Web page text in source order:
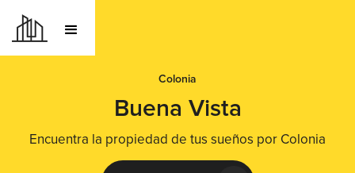
Colonia
Buena Vista
Encuentra la propiedad de tus sueños por Colonia